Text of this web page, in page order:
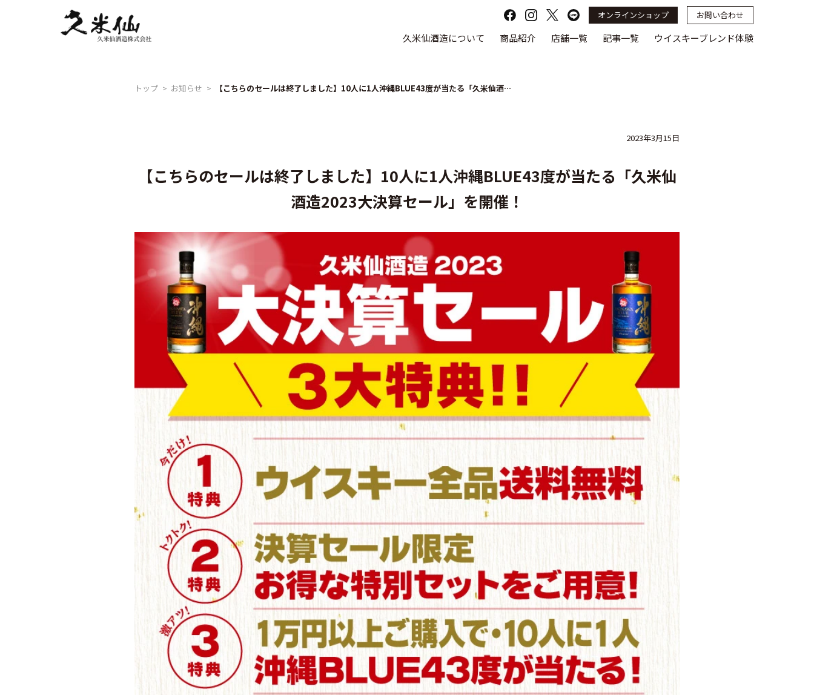
オンラインショップ お問い合わせ
久米仙酒造について 商品紹介 店舗一覧 記事一覧 ウイスキーブレンド体験
トップ お知らせ 【こちらのセールは終了しました】10人に1人沖縄BLUE43度が当たる「久米仙酒造2023大決算セール」を開催！
2023年3月15日
【こちらのセールは終了しました】10人に1人沖縄BLUE43度が当たる「久米仙
酒造2023大決算セール」を開催！